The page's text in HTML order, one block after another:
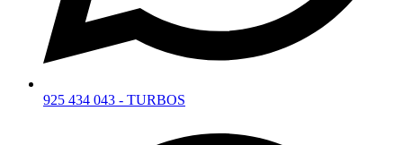
925 434 043 - TURBOS